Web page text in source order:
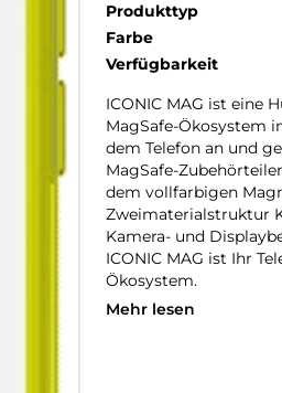
Produkttyp
Farbe
Verfügbarkeit
ICONIC MAG ist eine
MagSafe-Ökosystem
dem Telefon an und
MagSafe-
dem vollfarbigen
Zweimaterialstruktur
Kamera- und
ICONIC MAG ist Ihr
Ökosystem.
Mehr lesen